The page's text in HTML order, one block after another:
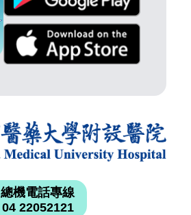
總機電話專線
04 22052121